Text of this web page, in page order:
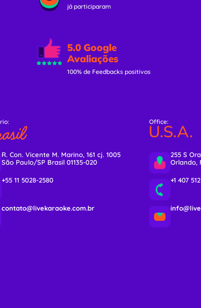
já participaram
5.0 Google
Avaliações
100% de Feedbacks positivos
R. Con. Vicente M. Marino, 161 cj. 1005
São Paulo/SP Brasil 01135-020
+55 11 5028-2580
contato@livekaraoke.com.br
Office:
U.S.A.
255 S
Orlando,
+1 407